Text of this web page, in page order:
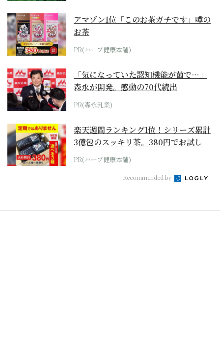
アマゾン1位「このお茶ガチです」噂の
お茶
PR(ハーブ健康本舗)
「気になっていた認知機能が菌で…」
森永が開発。感動の70代続出
PR(森永乳業)
楽天週間ランキング1位！シリーズ累計
3億包のスッキリ茶。380円でお試し
PR(ハーブ健康本舗)
Recommended by